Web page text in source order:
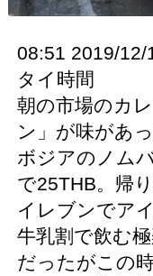
08:51 2019/12/
タイ時間
朝の市場のカ
ン」が味があ
ボジアのノム
で25THB。帰
イレブンでア
牛乳割で飲む
だったがこの